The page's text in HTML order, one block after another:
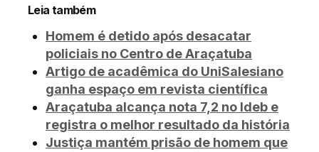
Leia também
Homem é detido após desacatar
policiais no Centro de Araçatuba
Artigo de acadêmica do UniSalesiano
ganha espaço em revista científica
Araçatuba alcança nota 7,2 no Ideb e
registra o melhor resultado da história
Justiça mantém prisão de homem que